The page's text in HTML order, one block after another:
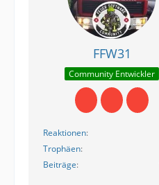
FFW31
Community Entwickler
Reaktionen
Trophäen
Beiträge